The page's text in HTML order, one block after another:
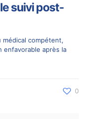
suivi post-
compétent,
enfavorable après la
0